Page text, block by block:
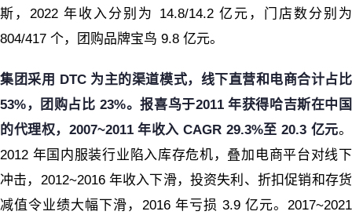
斯，2022 年收入分别为 14.8/14.2 亿元，门店数分别为
804/417 个，团购品牌宝鸟 9.8 亿元。
集团采用 DTC 为主的渠道模式，线下直营和电商合计占比
53%，团购占比 23%。报喜鸟于2011 年获得哈吉斯在中国
的代理权，2007~2011 年收入 CAGR 29.3%至 20.3 亿元。
2012 年国内服装行业陷入库存危机，叠加电商平台对线下
冲击，2012~2016 年收入下滑，投资失利、折扣促销和存货
减值令业绩大幅下滑，2016 年亏损 3.9 亿元。2017~2021